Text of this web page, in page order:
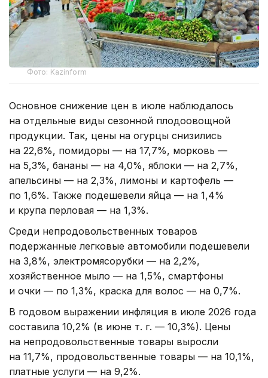
Фото: Kazinform
Основное снижение цен в июле наблюдалось
на отдельные виды сезонной плодоовощной
продукции. Так, цены на огурцы снизились
на 22,6%, помидоры — на 17,7%, морковь —
на 5,3%, бананы — на 4,0%, яблоки — на 2,7%,
апельсины — на 2,3%, лимоны и картофель —
по 1,6%. Также подешевели яйца — на 1,4%
и крупа перловая — на 1,3%.
Среди непродовольственных товаров
подержанные легковые автомобили подешевели
на 3,8%, электромясорубки — на 2,2%,
хозяйственное мыло — на 1,5%, смартфоны
и очки — по 1,3%, краска для волос — на 0,7%.
В годовом выражении инфляция в июле 2026 года
составила 10,2% (в июне т. г. — 10,3%). Цены
на непродовольственные товары выросли
на 11,7%, продовольственные товары — на 10,1%,
платные услуги — на 9,2%.